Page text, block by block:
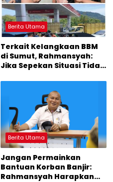
Berita Utama
Terkait Kelangkaan BBM
di Sumut, Rahmansyah:
Jika Sepekan Situasi Tidak
Keluarkan Rekomendasi
Berita Utama
Jangan Permainkan
Bantuan Korban Banjir:
Rahmansyah Harapkan